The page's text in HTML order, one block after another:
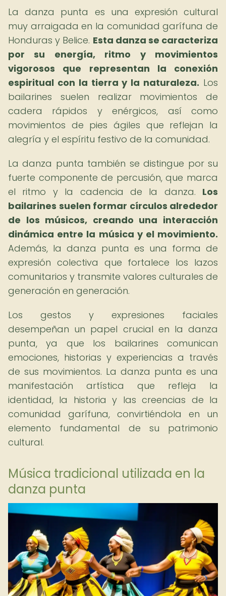
La danza punta es una expresión cultural
muy arraigada en la comunidad garífuna de
Honduras y Belice. Esta danza se caracteriza
por su energía, ritmo y movimientos
vigorosos que representan la conexión
espiritual con la tierra y la naturaleza. Los
bailarines suelen realizar movimientos de
cadera rápidos y enérgicos, así como
movimientos de pies ágiles que reflejan la
alegría y el espíritu festivo de la comunidad.
La danza punta también se distingue por su
fuerte componente de percusión, que marca
el ritmo y la cadencia de la danza. Los
bailarines suelen formar círculos alrededor
de los músicos, creando una interacción
dinámica entre la música y el movimiento.
Además, la danza punta es una forma de
expresión colectiva que fortalece los lazos
comunitarios y transmite valores culturales de
generación en generación.
Los gestos y expresiones faciales
desempeñan un papel crucial en la danza
punta, ya que los bailarines comunican
emociones, historias y experiencias a través
de sus movimientos. La danza punta es una
manifestación artística que refleja la
identidad, la historia y las creencias de la
comunidad garífuna, convirtiéndola en un
elemento fundamental de su patrimonio
cultural.
Música tradicional utilizada en la
danza punta